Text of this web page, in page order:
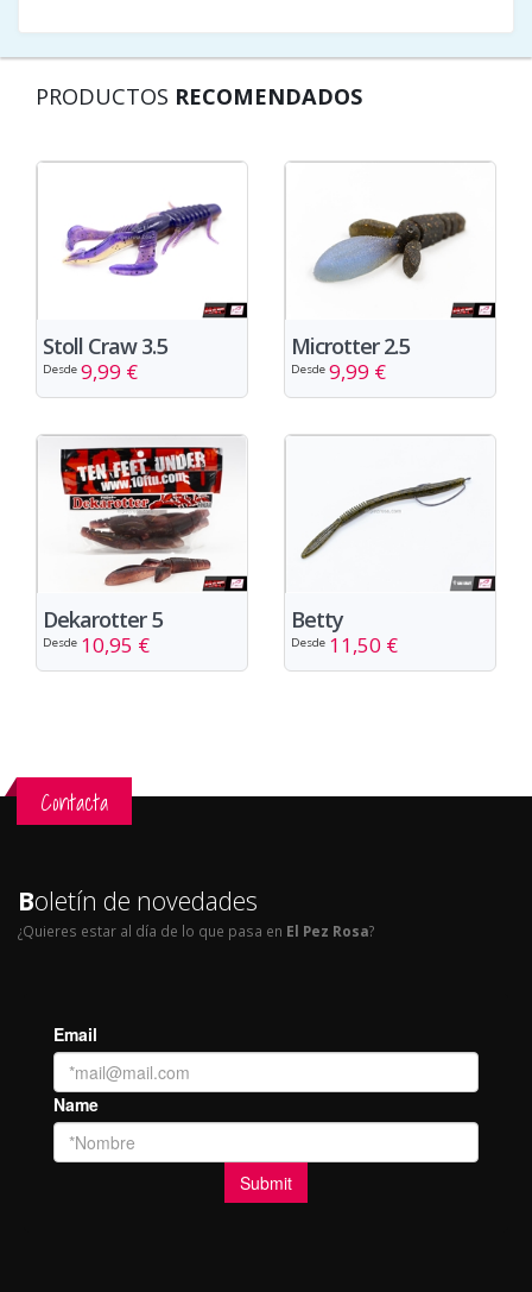
PRODUCTOS RECOMENDADOS
Stoll Craw 3.5
Desde 9,99 €
Microtter 2.5
Desde 9,99 €
Dekarotter 5
Desde 10,95 €
Betty
Desde 11,50 €
Contacta
Boletín de novedades
¿Quieres estar al día de lo que pasa en El Pez Rosa?